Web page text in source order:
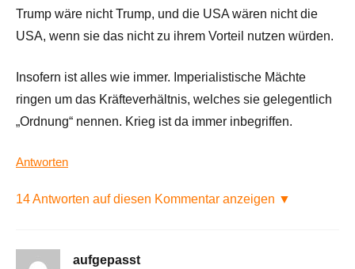
Trump wäre nicht Trump, und die USA wären nicht die
USA, wenn sie das nicht zu ihrem Vorteil nutzen würden.
Insofern ist alles wie immer. Imperialistische Mächte
ringen um das Kräfteverhältnis, welches sie gelegentlich
„Ordnung“ nennen. Krieg ist da immer inbegriffen.
Antworten
14 Antworten auf diesen Kommentar anzeigen ▼
aufgepasst